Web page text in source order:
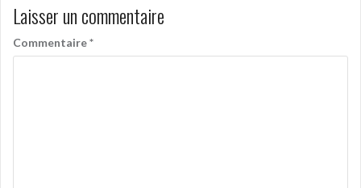
Laisser un commentaire
Commentaire*